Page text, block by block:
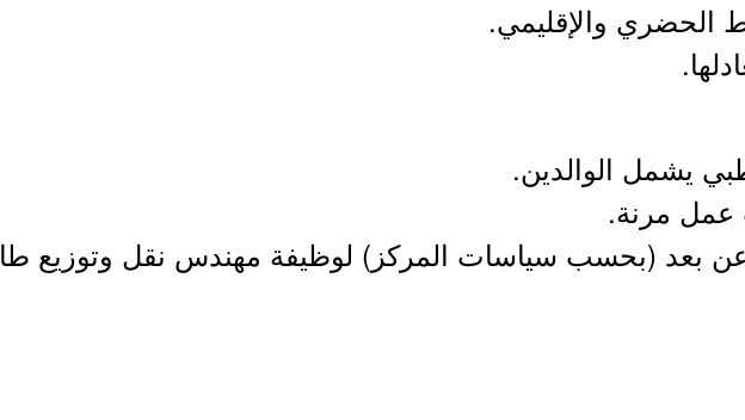
الحضري والإقليمي.
يشمل الوالدين.
مرنة.
بعد (بحسب سياسات المركز) لوظيفة مهندس نقل وتوزيع